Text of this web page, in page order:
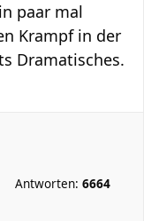
paar mal
Krampf in der
Dramatisches.
Antworten: 6664